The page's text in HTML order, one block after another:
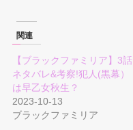
関連
【ブラックファミリア】3話
ネタバレ&考察!犯人(黒幕）
は早乙女秋生？
2023-10-13
ブラックファミリア